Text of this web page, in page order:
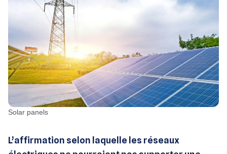
solar panels
L’affirmation selon laquelle les réseaux